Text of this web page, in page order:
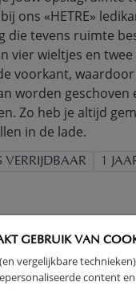
GEBRUIK VAN
vergelijkbare
content
ons «HETRE»
die tevens ruimte
vier wieltjes en
voorkant,
worden geschoven
Zo heb je altijd
in de lade.
VERRIJDBAAR 1